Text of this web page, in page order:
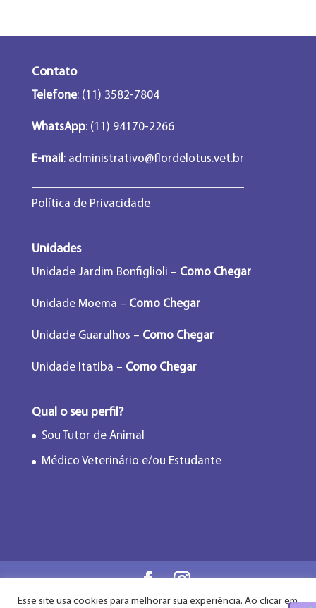
Contato
Telefone: (11) 3582-7804
WhatsApp: (11) 94170-2266
E-mail :administrativo@flordelotus.vet.br
Política de Privacidade
Unidades
Unidade Jardim Bonfiglioli – Como Chegar
Unidade Moema – Como Chegar
Unidade Guarulhos – Como Chegar
Unidade Itatiba – Como Chegar
Qual o seu perfil?
Sou Tutor de Animal
Médico Veterinário e/ou Estudante
Esse site usa cookies para melhorar sua experiência. Ao clicar em